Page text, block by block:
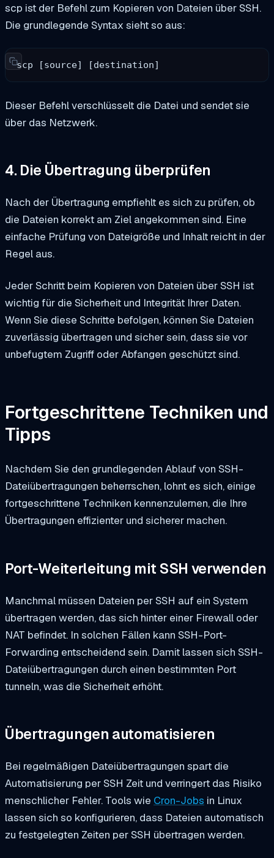
scp ist der Befehl zum Kopieren von Dateien über SSH.
Die grundlegende Syntax sieht so aus:
scp [source] [destination]
Dieser Befehl verschlüsselt die Datei und sendet sie
über das Netzwerk.
4. Die Übertragung überprüfen
Nach der Übertragung empfiehlt es sich zu prüfen, ob
die Dateien korrekt am Ziel angekommen sind. Eine
einfache Prüfung von Dateigröße und Inhalt reicht in der
Regel aus.
Jeder Schritt beim Kopieren von Dateien über SSH ist
wichtig für die Sicherheit und Integrität Ihrer Daten.
Wenn Sie diese Schritte befolgen, können Sie Dateien
zuverlässig übertragen und sicher sein, dass sie vor
unbefugtem Zugriff oder Abfangen geschützt sind.
Fortgeschrittene Techniken und
Tipps
Nachdem Sie den grundlegenden Ablauf von SSH-
Dateiübertragungen beherrschen, lohnt es sich, einige
fortgeschrittene Techniken kennenzulernen, die Ihre
Übertragungen effizienter und sicherer machen.
Port-Weiterleitung mit SSH verwenden
Manchmal müssen Dateien per SSH auf ein System
übertragen werden, das sich hinter einer Firewall oder
NAT befindet. In solchen Fällen kann SSH-Port-
Forwarding entscheidend sein. Damit lassen sich SSH-
Dateiübertragungen durch einen bestimmten Port
tunneln, was die Sicherheit erhöht.
Übertragungen automatisieren
Bei regelmäßigen Dateiübertragungen spart die
Automatisierung per SSH Zeit und verringert das Risiko
menschlicher Fehler. Tools wie Cron-Jobs in Linux
lassen sich so konfigurieren, dass Dateien automatisch
zu festgelegten Zeiten per SSH übertragen werden.